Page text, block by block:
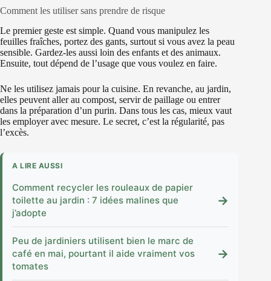
Comment les utiliser sans prendre de risque
Le premier geste est simple. Quand vous manipulez les
feuilles fraîches, portez des gants, surtout si vous avez la peau
sensible. Gardez-les aussi loin des enfants et des animaux.
Ensuite, tout dépend de l’usage que vous voulez en faire.
Ne les utilisez jamais pour la cuisine. En revanche, au jardin,
elles peuvent aller au compost, servir de paillage ou entrer
dans la préparation d’un purin. Dans tous les cas, mieux vaut
les employer avec mesure. Le secret, c’est la régularité, pas
l’excès.
A LIRE AUSSI
Comment recycler les rouleaux de papier
toilette au jardin : 7 idées malines que
j’adopte
→
Peu de jardiniers utilisent bien le marc de
café en mai, pourtant il aide vraiment vos
tomates
→